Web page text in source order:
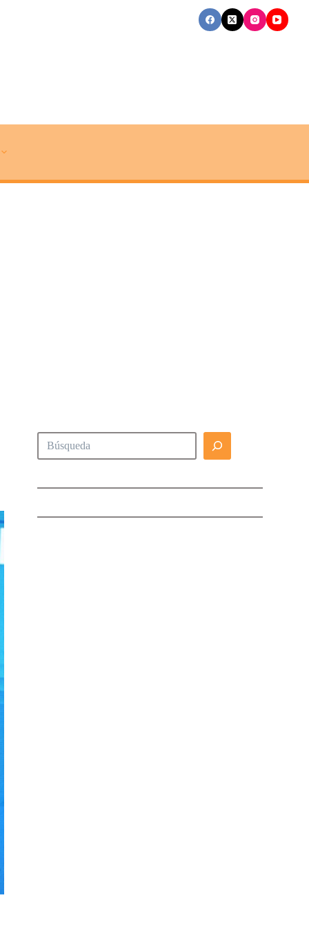
Buscar